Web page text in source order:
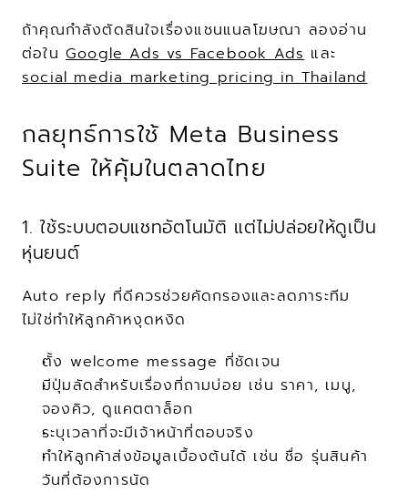
ถ้าคุณกำลังตัดสินใจเรื่องแชนแนลโฆษณา ลองอ่าน
ต่อใน Google Ads vs Facebook Ads
social media marketing pricing in Thailand
กลยุทธ์การใช้ Meta Business
Suite ให้คุ้มในตลาดไทย
1. ใช้ระบบตอบแชทอัตโนมัติ แต่ไม่ปล่อยให้ดูเป็น
หุ่นยนต์
Auto reply ที่ดีควรช่วยคัดกรองและลดภาระทีม
ไม่ใช่ทำให้ลูกค้าหงุดหงิด
ตั้ง welcome message ที่ชัดเจน
มีปุ่มลัดสำหรับเรื่องที่ถามบ่อย เช่น ราคา, เมนู,
จองคิว, ดูแคตตาล็อก
ระบุเวลาที่จะมีเจ้าหน้าที่ตอบจริง
ทำให้ลูกค้าส่งข้อมูลเบื้องต้นได้ เช่น ชื่อ รุ่นสินค้า
วันที่ต้องการนัด